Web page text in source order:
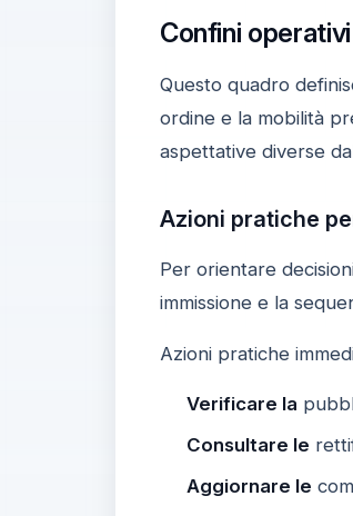
Confini
Questo quadro
ordine e la mobilità
aspettative diverse
Azioni pratiche
Per orientare
immissione e la
Azioni pratiche
Verificare la
Consultare le
Aggiornare le